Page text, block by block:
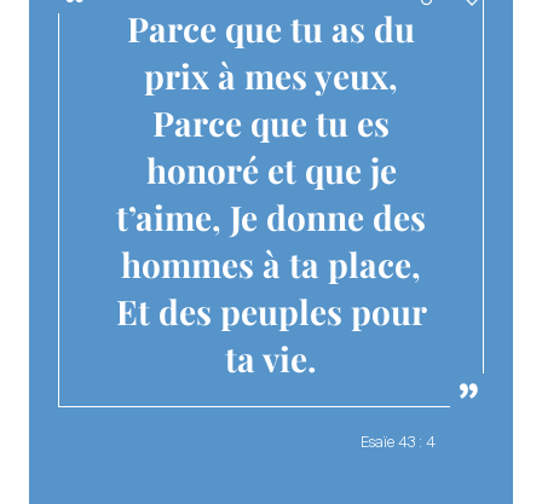
Parce que tu as du
prix à mes yeux,
Parce que tu es
honoré et que je
t’aime, Je donne des
hommes à ta place,
Et des peuples pour
ta vie.
Esaïe 43 : 4